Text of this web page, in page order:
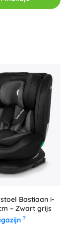
Bastiaan i-
– Zwart grijs
?